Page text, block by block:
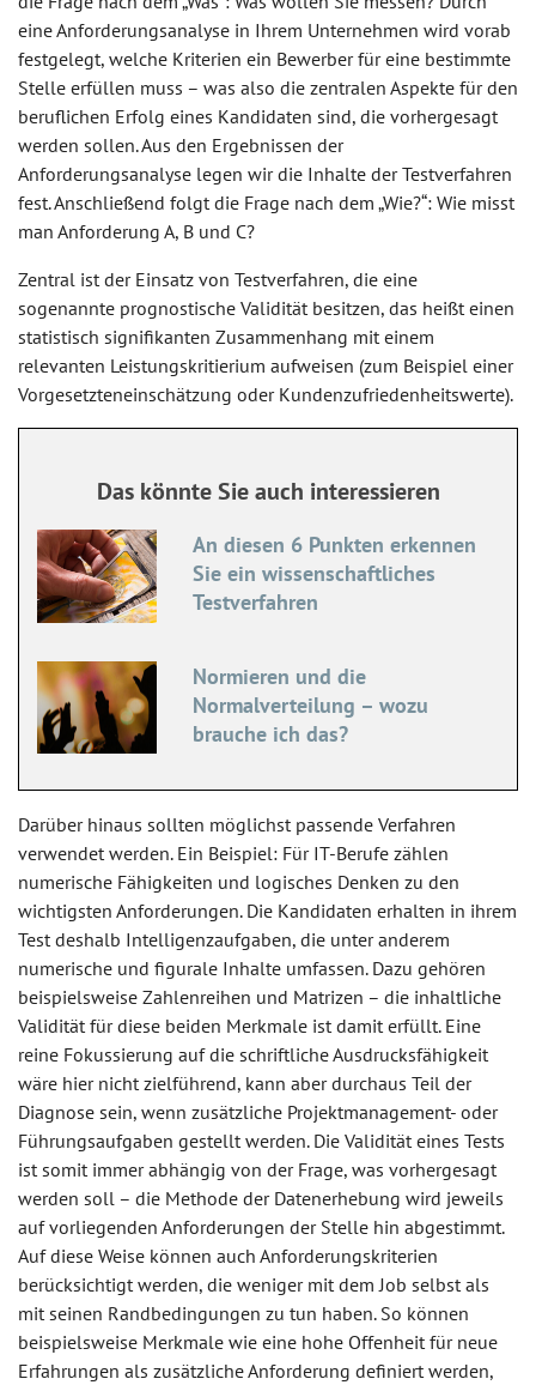
eine Anforderungsanalyse in Ihrem Unternehmen wird vorab
festgelegt, welche Kriterien ein Bewerber für eine bestimmte
Stelle erfüllen muss – was also die zentralen Aspekte für den
beruflichen Erfolg eines Kandidaten sind, die vorhergesagt
werden sollen. Aus den Ergebnissen der
Anforderungsanalyse legen wir die Inhalte der Testverfahren
fest. Anschließend folgt die Frage nach dem „Wie?“: Wie misst
man Anforderung A, B und C?
Zentral ist der Einsatz von Testverfahren, die eine
sogenannte prognostische Validität besitzen, das heißt einen
statistisch signifikanten Zusammenhang mit einem
relevanten Leistungskritierium aufweisen (zum Beispiel einer
Vorgesetzteneinschätzung oder Kundenzufriedenheitswerte).
Das könnte Sie auch interessieren
An diesen 6 Punkten erkennen
Sie ein wissenschaftliches
Testverfahren
Normieren und die
Normalverteilung – wozu
brauche ich das?
Darüber hinaus sollten möglichst passende Verfahren
verwendet werden. Ein Beispiel: Für IT-Berufe zählen
numerische Fähigkeiten und logisches Denken zu den
wichtigsten Anforderungen. Die Kandidaten erhalten in ihrem
Test deshalb Intelligenzaufgaben, die unter anderem
numerische und figurale Inhalte umfassen. Dazu gehören
beispielsweise Zahlenreihen und Matrizen – die inhaltliche
Validität für diese beiden Merkmale ist damit erfüllt. Eine
reine Fokussierung auf die schriftliche Ausdrucksfähigkeit
wäre hier nicht zielführend, kann aber durchaus Teil der
Diagnose sein, wenn zusätzliche Projektmanagement- oder
Führungsaufgaben gestellt werden. Die Validität eines Tests
ist somit immer abhängig von der Frage, was vorhergesagt
werden soll – die Methode der Datenerhebung wird jeweils
auf vorliegenden Anforderungen der Stelle hin abgestimmt.
Auf diese Weise können auch Anforderungskriterien
berücksichtigt werden, die weniger mit dem Job selbst als
mit seinen Randbedingungen zu tun haben. So können
beispielsweise Merkmale wie eine hohe Offenheit für neue
Erfahrungen als zusätzliche Anforderung definiert werden,